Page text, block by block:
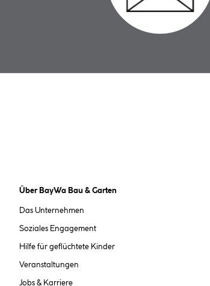
Über BayWa Bau & Garten
Das Unternehmen
Soziales Engagement
Hilfe für geflüchtete Kinder
Veranstaltungen
Jobs & Karriere